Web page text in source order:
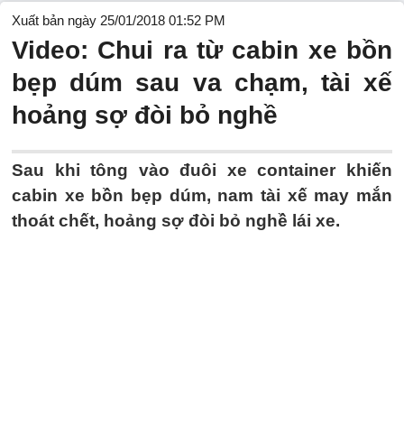
Xuất bản ngày 25/01/2018 01:52 PM
Video: Chui ra từ cabin xe bồn
bẹp dúm sau va chạm, tài xế
hoảng sợ đòi bỏ nghề
Sau khi tông vào đuôi xe container khiến
cabin xe bồn bẹp dúm, nam tài xế may mắn
thoát chết, hoảng sợ đòi bỏ nghề lái xe.